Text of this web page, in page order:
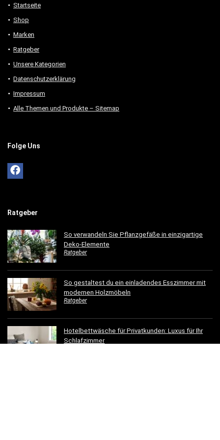
Startseite
Shop
Marken
Ratgeber
Unsere Kategorien
Datenschutzerklärung
Impressum
Alle Themen und Produkte – Sitemap
Folge Uns
Ratgeber
So verwandeln Sie Pflanzgefäße in einzigartige
Deko-Elemente
Ratgeber
So gestaltest du ein einladendes Esszimmer mit
modernen Holzmöbeln
Ratgeber
Hotelbettwäsche für Privatkunden: Luxus für Ihr
Schlafzimmer